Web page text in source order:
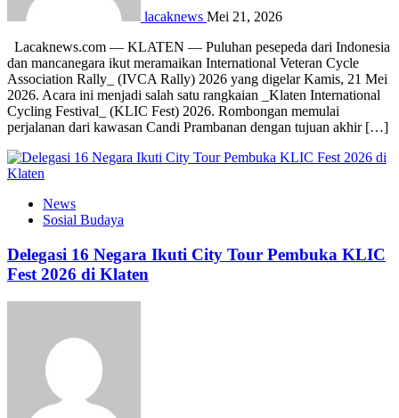
lacaknews Mei 21, 2026
Lacaknews.com — KLATEN — Puluhan pesepeda dari Indonesia
dan mancanegara ikut meramaikan International Veteran Cycle
Association Rally_ (IVCA Rally) 2026 yang digelar Kamis, 21 Mei
2026. Acara ini menjadi salah satu rangkaian _Klaten International
Cycling Festival_ (KLIC Fest) 2026. Rombongan memulai
perjalanan dari kawasan Candi Prambanan dengan tujuan akhir […]
News
Sosial Budaya
Delegasi 16 Negara Ikuti City Tour Pembuka KLIC
Fest 2026 di Klaten